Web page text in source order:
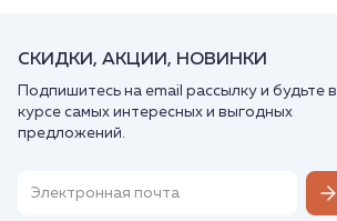
СКИДКИ, АКЦИИ, НОВИНКИ
Подпишитесь на email рассылку и будьте в
курсе самых интересных и выгодных
предложений.